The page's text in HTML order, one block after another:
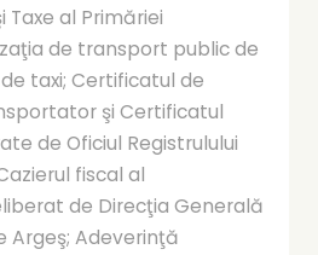
Taxe al Primăriei
de transport public de
taxi; Certificatul de
şi Certificatul
de Oficiul Registrulului
fiscal al
de Direcţia Generală
Argeş; Adeverinţă